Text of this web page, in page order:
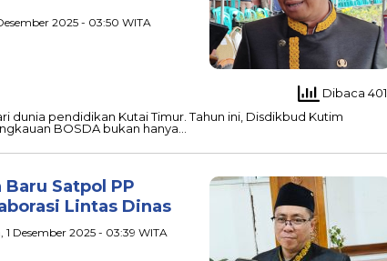
2025 - 03:50 WITA
Dibaca 401
pendidikan Kutai Timur. Tahun ini, Disdikbud Kutim
BOSDA bukan hanya…
Satpol PP
Lintas Dinas
1 Desember 2025 - 03:39 WITA